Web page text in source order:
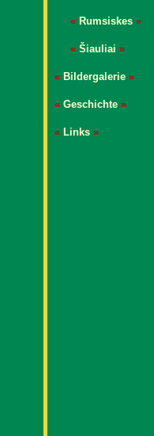
« Rumsiskes »
« Šiauliai »
« Bildergalerie »
« Geschichte »
« Links »